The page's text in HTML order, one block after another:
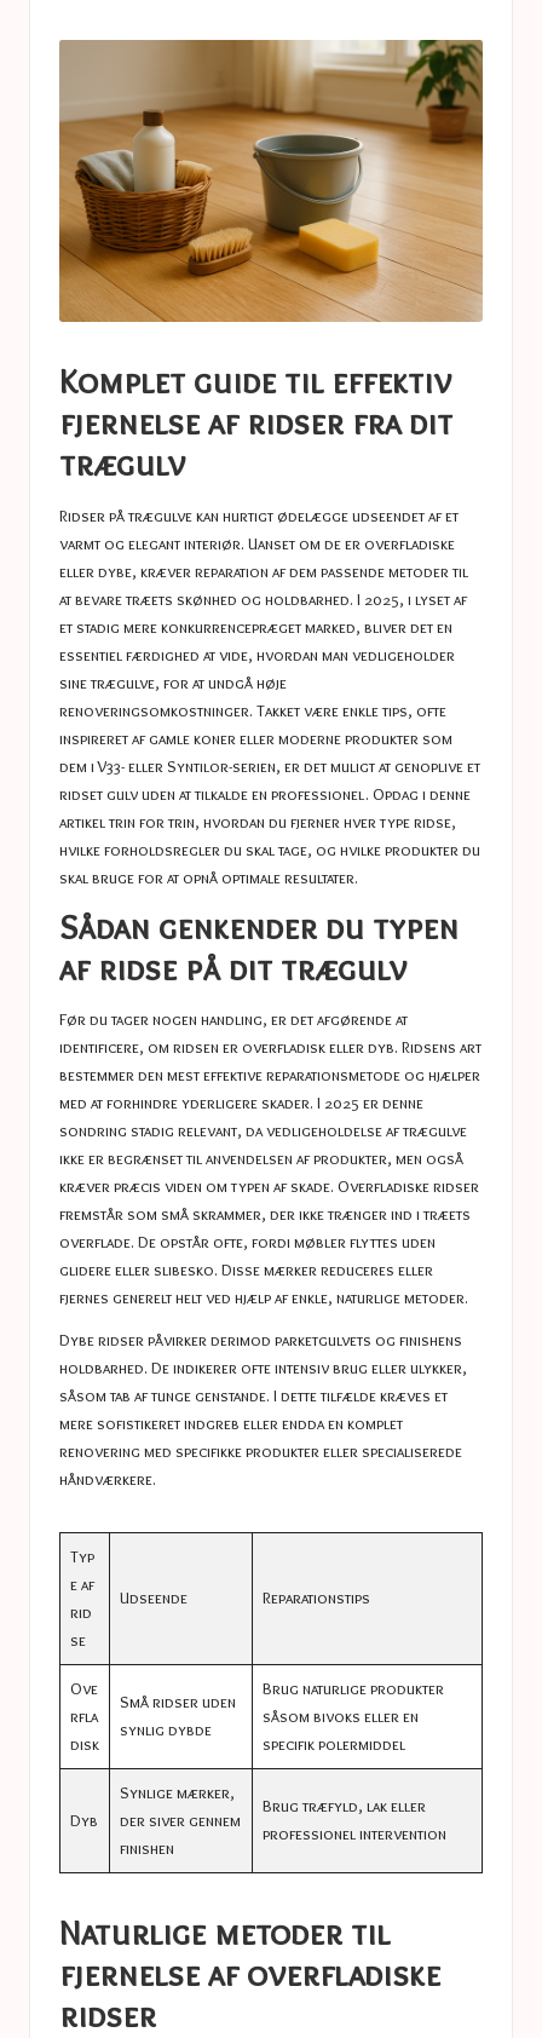
s
u
c
e
s
Komplet guide til effektiv
fjernelse af ridser fra dit
trægulv
Ridser på trægulve kan hurtigt ødelægge udseendet af et
varmt og elegant interiør. Uanset om de er overfladiske
eller dybe, kræver reparation af dem passende metoder til
at bevare træets skønhed og holdbarhed. I 2025, i lyset af
et stadig mere konkurrencepræget marked, bliver det en
essentiel færdighed at vide, hvordan man vedligeholder
sine trægulve, for at undgå høje
renoveringsomkostninger. Takket være enkle tips, ofte
inspireret af gamle koner eller moderne produkter som
dem i V33- eller Syntilor-serien, er det muligt at genoplive et
ridset gulv uden at tilkalde en professionel. Opdag i denne
artikel trin for trin, hvordan du fjerner hver type ridse,
hvilke forholdsregler du skal tage, og hvilke produkter du
skal bruge for at opnå optimale resultater.
Sådan genkender du typen
af ​​ridse på dit trægulv
Før du tager nogen handling, er det afgørende at
identificere, om ridsen er overfladisk eller dyb. Ridsens art
bestemmer den mest effektive reparationsmetode og hjælper
med at forhindre yderligere skader. I 2025 er denne
sondring stadig relevant, da vedligeholdelse af trægulve
ikke er begrænset til anvendelsen af ​​produkter, men også
kræver præcis viden om typen af ​​skade. Overfladiske ridser
fremstår som små skrammer, der ikke trænger ind i træets
overflade. De opstår ofte, fordi møbler flyttes uden
glidere eller slibesko. Disse mærker reduceres eller
fjernes generelt helt ved hjælp af enkle, naturlige metoder.
Dybe ridser påvirker derimod parketgulvets og finishens
holdbarhed. De indikerer ofte intensiv brug eller ulykker,
såsom tab af tunge genstande. I dette tilfælde kræves et
mere sofistikeret indgreb eller endda en komplet
renovering med specifikke produkter eller specialiserede
håndværkere.
Typ
e af
rid
se
Udseende Reparationstips
Ove
rfla
disk
Små ridser uden
synlig dybde
Brug naturlige produkter
såsom bivoks eller en
specifik polermiddel
Dyb
Synlige mærker,
der siver gennem
finishen
Brug træfyld, lak eller
professionel intervention
Naturlige metoder til
fjernelse af overfladiske
ridser